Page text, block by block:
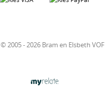
© 2005 - 2026 Bram en Elsbeth VOF